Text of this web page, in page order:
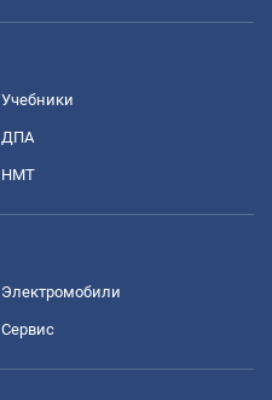
Учебники
ДПА
НМТ
Электромобили
Сервис